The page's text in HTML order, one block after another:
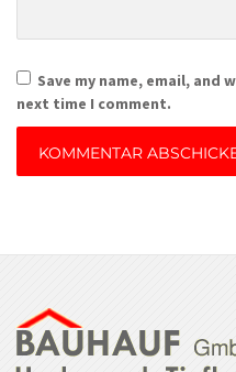
Save my name, email,
next time I comment.